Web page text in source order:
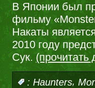
В Японии был
фильму
Накаты
2010 году
Сук.
: Haunters,